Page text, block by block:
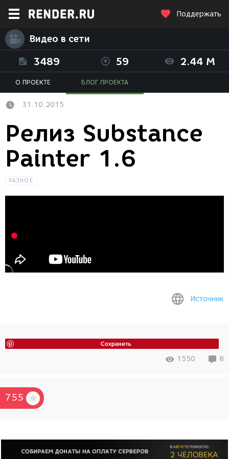
Поддержать
Видео в сети
3489 59 2.44 M
О ПРОЕКТЕ БЛОГ ПРОЕКТА
31.10.2015
Релиз Substance
Painter 1.6
РАЗНОЕ
Источник
Сохранить
1550 8
755